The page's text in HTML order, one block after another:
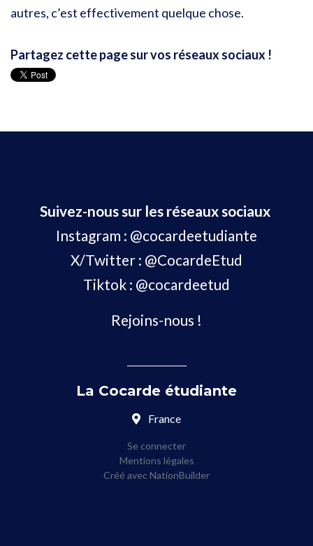
autres, c’est effectivement quelque chose.
Partagez cette page sur vos réseaux sociaux !
Suivez-nous sur les réseaux sociaux
Instagram : @cocardeetudiante
X/Twitter : @CocardeEtud
Tiktok : @cocardeetud
Rejoins-nous !
La Cocarde étudiante
France
Se connecter
Mentions légales
Créé avec NationBuilder